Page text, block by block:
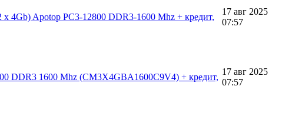
4Gb) Apotop PC3-12800 DDR3-1600 Mhz + кредит,
17 авг 2025
07:57
DDR3 1600 Mhz (CM3X4GBA1600C9V4) + кредит,
17 авг 2025
07:57